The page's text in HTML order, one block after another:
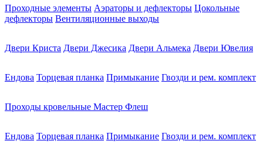
Проходные элементы Аэраторы и дефлекторы Цокольные
дефлекторы Вентиляционные выходы
Двери Криста Двери Джесика Двери Альмека Двери Ювелия
Ендова Торцевая планка Примыкание Гвозди и рем. комплект
Проходы кровельные Мастер Флеш
Ендова Торцевая планка Примыкание Гвозди и рем. комплект